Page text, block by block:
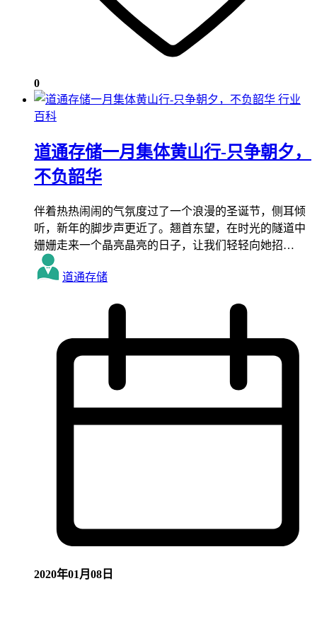
0
行业
百科
道通存储一月集体黄山行-只争朝夕，
不负韶华
伴着热热闹闹的气氛度过了一个浪漫的圣诞节，侧耳倾
听，新年的脚步声更近了。翘首东望，在时光的隧道中
姗姗走来一个晶亮晶亮的日子，让我们轻轻向她招…
道通存储
2020年01月08日